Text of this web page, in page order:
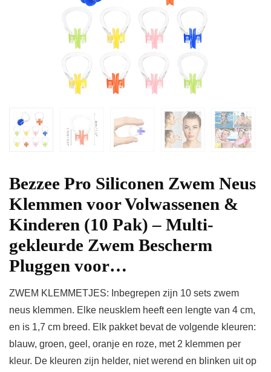
Bezzee Pro Siliconen Zwem Neus
Klemmen voor Volwassenen &
Kinderen (10 Pak) – Multi-
gekleurde Zwem Bescherm
Pluggen voor…
ZWEM KLEMMETJES: Inbegrepen zijn 10 sets zwem
neus klemmen. Elke neusklem heeft een lengte van 4 cm,
en is 1,7 cm breed. Elk pakket bevat de volgende kleuren:
blauw, groen, geel, oranje en roze, met 2 klemmen per
kleur. De kleuren zijn helder, niet werend en blinken uit op